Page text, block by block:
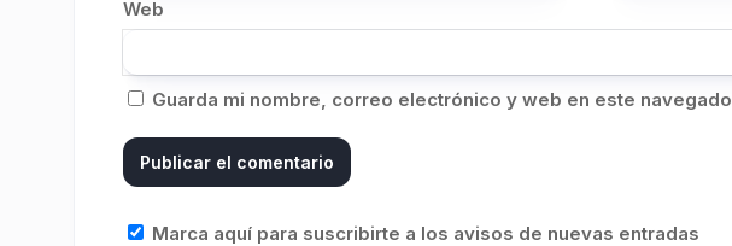
Web
Guarda mi nombre, correo electrónico y web en este
Marca aquí para suscribirte a los avisos de nuevas entradas